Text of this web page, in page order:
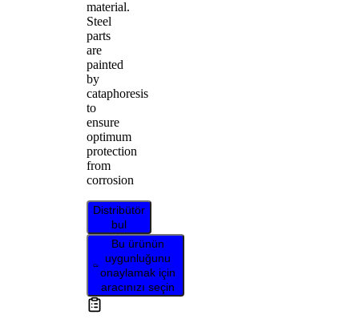
material.
Steel
parts
are
painted
by
cataphoresis
to
ensure
optimum
protection
from
corrosion
Distribütör
bul
Bu ürünün
uygunluğunu
onaylamak için
aracınızı seçin